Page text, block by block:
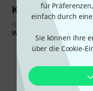
für
einfach durch
Sie können Ihre
über die Cookie-
Aus echten
Was Käufern gefiel:
Das Kabel und die
Es ermöglicht eine
Das Kabel ist flexibel